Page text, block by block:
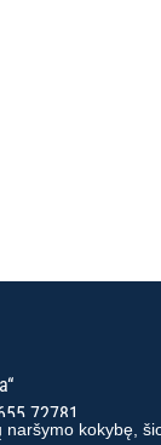
72781
naršymo kokybę,